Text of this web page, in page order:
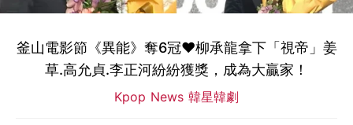
釜山電影節《異能》奪6冠❤柳承龍拿下「視帝」姜
草.高允貞.李正河紛紛獲獎，成為大贏家！
Kpop News 韓星韓劇